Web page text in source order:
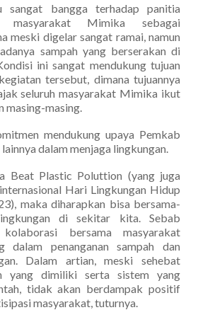
sangat bangga terhadap panitia
masyarakat Mimika sebagai
meski digelar sangat ramai, namun
sampah yang berserakan di
ini sangat mendukung tujuan
tersebut, dimana tujuannya
seluruh masyarakat Mimika ikut
masing-masing.
mendukung upaya Pemkab
dalam menjaga lingkungan.
Beat Plastic Poluttion (yang juga
Hari Lingkungan Hidup
maka diharapkan bisa bersama-
di sekitar kita. Sebab
bersama masyarakat
dalam penanganan sampah dan
Dalam artian, meski sehebat
yang dimiliki serta sistem yang
tidak akan berdampak positif
masyarakat, tuturnya.